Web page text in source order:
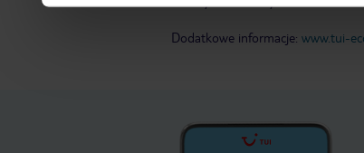
Dodatkowe informacje: www.tui-